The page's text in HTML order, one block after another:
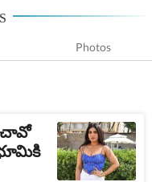
Photos